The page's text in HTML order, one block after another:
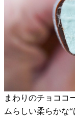
まわりのチョココ
ムらしい柔らかな